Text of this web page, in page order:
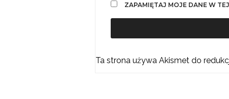
ZAPAMIĘTAJ MOJE DANE W
Ta strona używa Akismet do